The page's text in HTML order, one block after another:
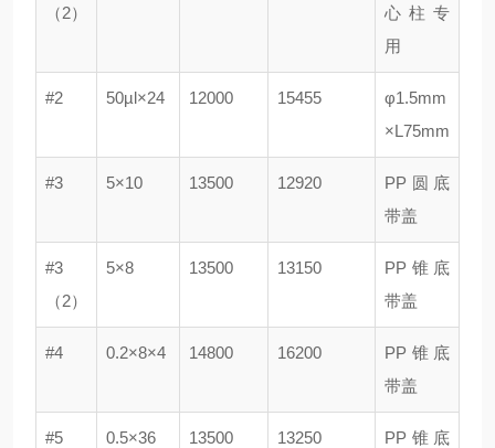
（2）
心柱专
用
#2 50µl×24 12000 15455
φ1.5mm
×L75mm
#3 5×10 13500 12920
PP圆底
带盖
#3
（2）
5×8 13500 13150
PP锥底
带盖
#4 0.2×8×4 14800 16200
PP锥底
带盖
#5 0.5×36 13500 13250
PP锥底